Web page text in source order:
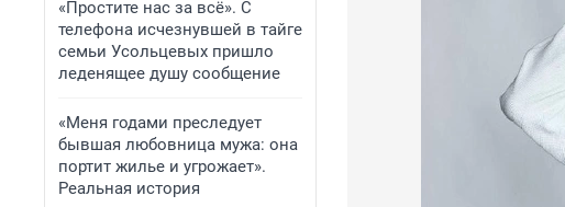
«Простите нас за всё». С
телефона исчезнувшей в тайге
семьи Усольцевых пришло
леденящее душу сообщение
«Меня годами преследует
бывшая любовница мужа: она
портит жилье и угрожает».
Реальная история